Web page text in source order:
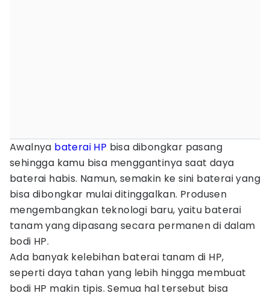
Awalnya baterai HP bisa dibongkar pasang
sehingga kamu bisa menggantinya saat daya
baterai habis. Namun, semakin ke sini baterai yang
bisa dibongkar mulai ditinggalkan. Produsen
mengembangkan teknologi baru, yaitu baterai
tanam yang dipasang secara permanen di dalam
bodi HP.
Ada banyak kelebihan baterai tanam di HP,
seperti daya tahan yang lebih hingga membuat
bodi HP makin tipis. Semua hal tersebut bisa